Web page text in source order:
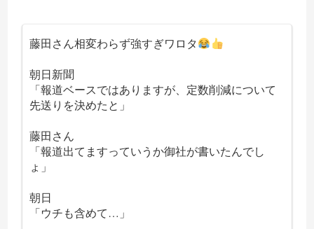
藤田さん相変わらず強すぎワロタ
朝日新聞
「報道ベースではありますが、定数削減について
先送りを決めたと」
藤田さん
「報道出てますっていうか御社が書いたんでし
ょ」
朝日
「ウチも含めて…」